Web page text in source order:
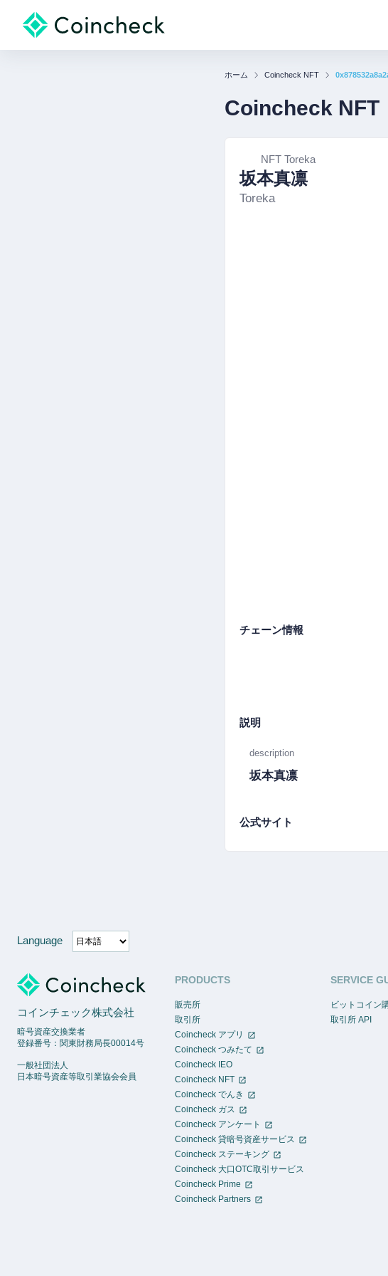
ホーム Coincheck NFT
Coincheck NFT
NFT Toreka
坂本真凛
Toreka
チェーン情報
説明
description
坂本真凛
公式サイト
Language
コインチェック株式会社
暗号資産交換業者
登録番号：関東財務局長00014号
一般社団法人
日本暗号資産等取引業協会会員
PRODUCTS
販売所
取引所
Coincheck アプリ
Coincheck つみたて
Coincheck IEO
Coincheck NFT
Coincheck でんき
Coincheck ガス
Coincheck アンケート
Coincheck 貸暗号資産サービス
Coincheck ステーキング
Coincheck 大口OTC取引サービス
Coincheck Prime
Coincheck Partners
SERVICE
ビットコイン
取引所 API